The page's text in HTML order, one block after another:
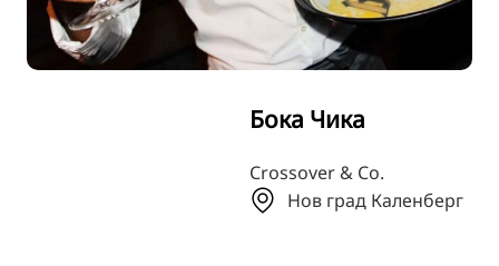
RU
UK
Бока Чика
Crossover & Co.
Нов град Каленберг